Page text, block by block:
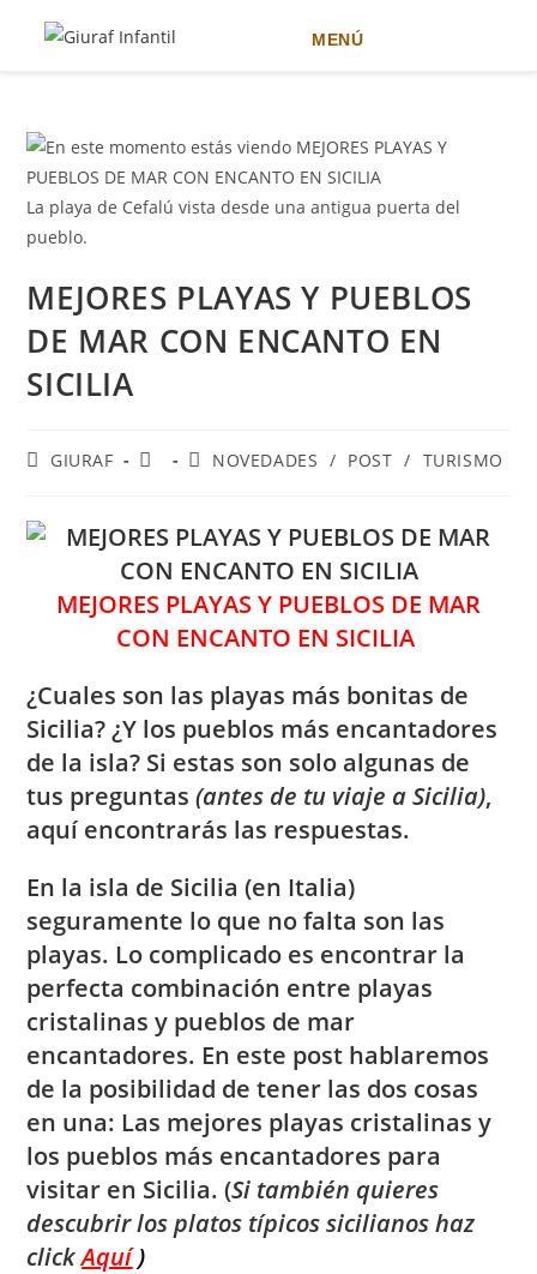
contenido
MENÚ
La playa de Cefalú vista desde una antigua puerta del
pueblo.
MEJORES PLAYAS Y PUEBLOS
DE MAR CON ENCANTO EN
SICILIA
Autor
entrada:
GIURAF
Publicación
entrada:
Categoría
entrada:
NOVEDADES / POST / TURISMO
MEJORES PLAYAS Y PUEBLOS DE MAR
CON ENCANTO EN SICILIA
¿Cuales son las playas más bonitas de
Sicilia? ¿Y los pueblos más encantadores
de la isla? Si estas son solo algunas de
tus preguntas(antes de tu viaje a Sicilia),
aquí encontrarás las respuestas.
En la isla de Sicilia (en Italia)
seguramente lo que no falta son las
playas. Lo complicado es encontrar la
perfecta combinación entre playas
cristalinas y pueblos de mar
encantadores. En este post hablaremos
de la posibilidad de tener las dos cosas
en una: Las mejores playas cristalinas y
los pueblos más encantadores para
visitar en Sicilia. (Si también quieres
descubrir los platos típicos sicilianos haz
clickAquí )